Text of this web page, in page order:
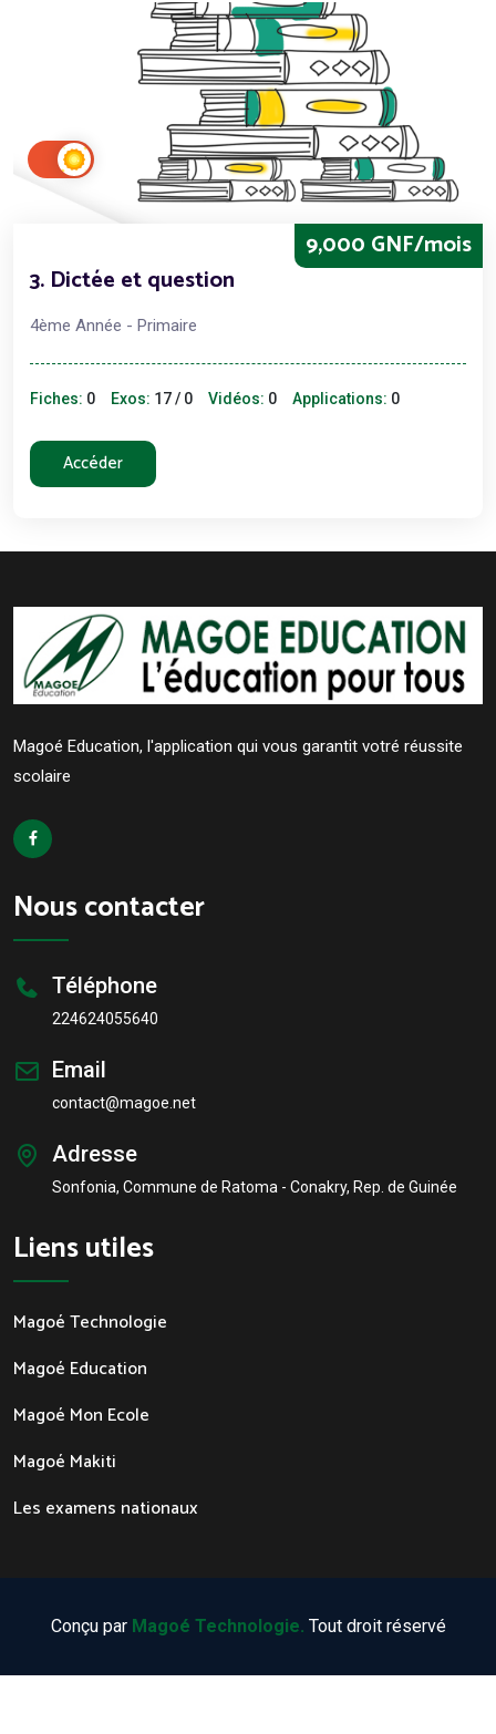
9,000 GNF/mois
3. Dictée et question
4ème Année - Primaire
Fiches: 0 Exos: 17 / 0 Vidéos: 0 Applications: 0
Accéder
Magoé Education, l'application qui vous garantit votré réussite
scolaire
Nous contacter
Téléphone
224624055640
Email
contact@magoe.net
Adresse
Sonfonia, Commune de Ratoma - Conakry, Rep. de Guinée
Liens utiles
Magoé Technologie
Magoé Education
Magoé Mon Ecole
Magoé Makiti
Les examens nationaux
Conçu par Magoé Technologie. Tout droit réservé